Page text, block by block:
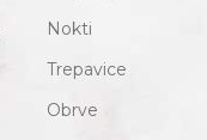
Nokti
Trepavice
Obrve